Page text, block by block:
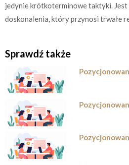
jedynie krótkoterminowe taktyki. Jest
doskonalenia, który przynosi trwałe
Sprawdź także